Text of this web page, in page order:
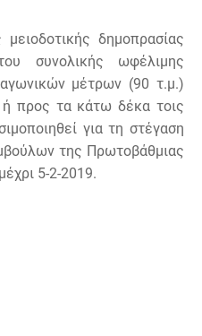
μειοδοτικής δημοπρασίας
συνολικής ωφέλιμης
μέτρων (90 τ.μ.)
προς τα κάτω δέκα τοις
για τη στέγαση
της Πρωτοβάθμιας
5-2-2019.